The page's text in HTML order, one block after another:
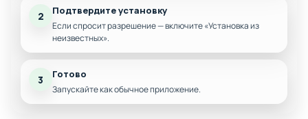
Nova Launcher Prime — отличный выбор для тех, кто ценит
стабильность, скорость и простоту над обилием функций.
Полный потенциал программы раскрывается при
установке премиум-версии и плагина уведомлений.
2 Подтвердите установку
Если спросит разрешение — включите «Установка из
неизвестных».
3 Готово
Запускайте как обычное приложение.